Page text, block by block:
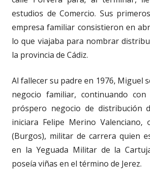
estudios de Comercio. Sus
empresa familiar consistieron en
lo que viajaba para nombrar
la provincia de Cádiz.
Al fallecer su padre en 1976, Miguel
negocio familiar, continuando
próspero negocio de distribución
iniciara Felipe Merino Valenciano,
(Burgos), militar de carrera quien
en la Yeguada Militar de la
poseía viñas en el término de Jerez.